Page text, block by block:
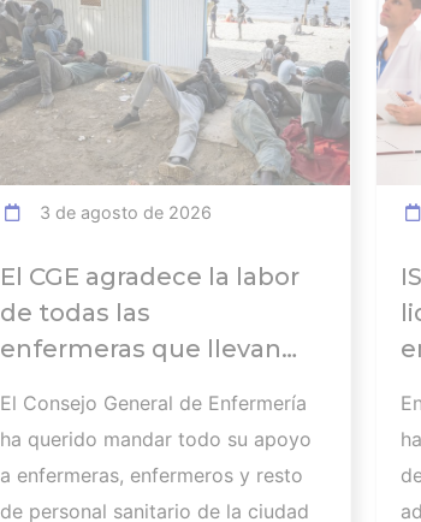
3 de agosto de 2026
El CGE agradece la labor
de todas las
enfermeras que llevan
atender a
los afectados de la crisis
migratoria de Ceuta y
El Consejo General de Enfermería
ha querido mandar todo su apoyo
a enfermeras, enfermeros y resto
de personal sanitario de la ciudad